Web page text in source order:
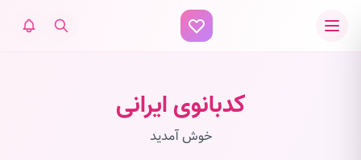
کدبانوی ایرانی
خوش آمدید